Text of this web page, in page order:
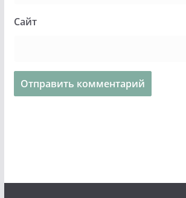
Сайт